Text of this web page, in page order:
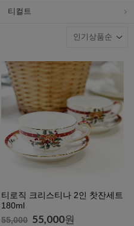
티컬트
티로직 크리스티나 2인 찻잔세트
180ml
55,000 55,000원